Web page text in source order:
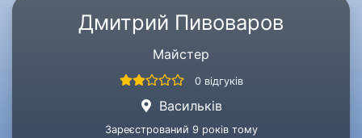
Дмитрий Пивоваров
Майстер
0 відгуків
Васильків
Зареєстрований 9 років тому